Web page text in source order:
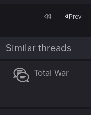
First Prev
Similar threads
Total War